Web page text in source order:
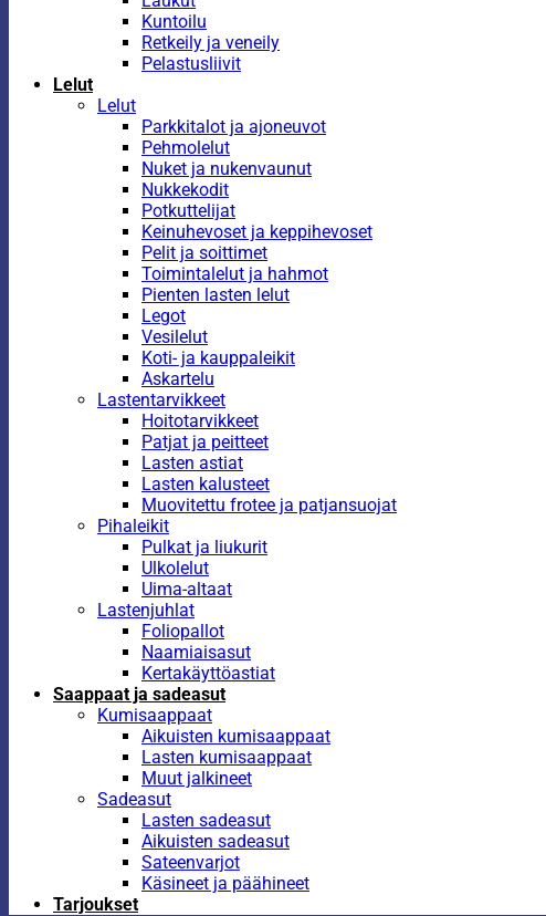
Kuntoilu
Retkeily ja veneily
Pelastusliivit
Lelut
Lelut
Parkkitalot ja ajoneuvot
Pehmolelut
Nuket ja nukenvaunut
Nukkekodit
Potkuttelijat
Keinuhevoset ja keppihevoset
Pelit ja soittimet
Toimintalelut ja hahmot
Pienten lasten lelut
Legot
Vesilelut
Koti- ja kauppaleikit
Askartelu
Lastentarvikkeet
Hoitotarvikkeet
Patjat ja peitteet
Lasten astiat
Lasten kalusteet
Muovitettu frotee ja patjansuojat
Pihaleikit
Pulkat ja liukurit
Ulkolelut
Uima-altaat
Lastenjuhlat
Foliopallot
Naamiaisasut
Kertakäyttöastiat
Saappaat ja sadeasut
Kumisaappaat
Aikuisten kumisaappaat
Lasten kumisaappaat
Muut jalkineet
Sadeasut
Lasten sadeasut
Aikuisten sadeasut
Sateenvarjot
Käsineet ja päähineet
Tarjoukset